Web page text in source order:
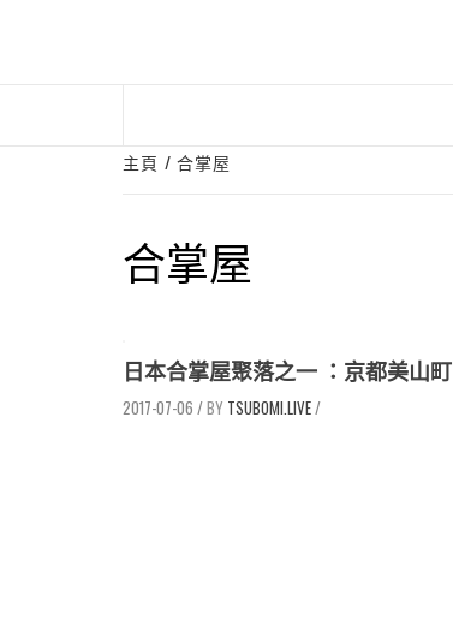
主頁 合掌屋
合掌屋
日本合掌屋聚落之一 ：京都美山町
2017-07-06 / TSUBOMI.LIVE/